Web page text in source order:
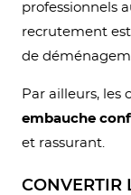
professionnels
recrutement est
de
Par ailleurs, les
embauche
et rassurant.
CONVERTIR